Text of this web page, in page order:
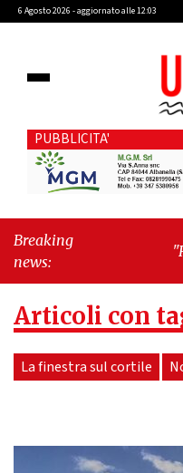
6 Agosto 2026 - aggiornato alle 12:03
PUBBLICITA'
Breaking
news:
Articoli con
La finestra sul cortile